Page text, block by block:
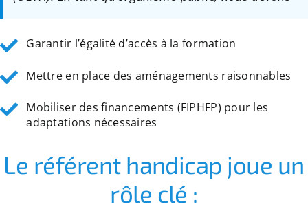
Garantir l’égalité d’accès à la formation
Mettre en place des aménagements raisonnables
Mobiliser des financements (FIPHFP) pour les
adaptations nécessaires
Le référent handicap joue un
rôle clé :